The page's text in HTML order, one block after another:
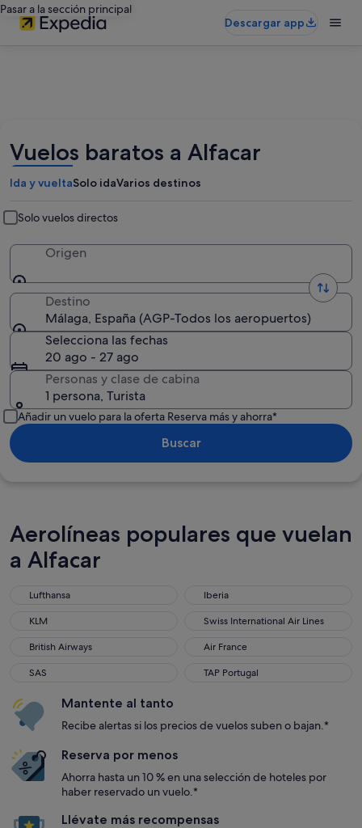
Pasar a la sección principal
Descargar app
Vuelos baratos a Alfacar
Ida y vueltaSolo idaVarios destinos
Solo vuelos directos
Origen
Destino
Málaga, España (AGP-Todos los aeropuertos)
Selecciona las fechas
20 ago - 27 ago
Personas y clase de cabina
1 persona, Turista
Añadir un vuelo para la oferta Reserva más y ahorra*
Buscar
Aerolíneas populares que vuelan
a Alfacar
Lufthansa
Lufthansa Iberia
Iberia
KLM
KLM Swiss International Air Lines
Swiss International Air Lines
British Airways
British Airways Air France
Air France
SAS
SAS TAP Portugal
TAP Portugal
Mantente al tanto
Recibe alertas si los precios de vuelos suben o bajan.*
Reserva por menos
Ahorra hasta un 10 % en una selección de hoteles por
haber reservado un vuelo.*
Llévate más recompensas